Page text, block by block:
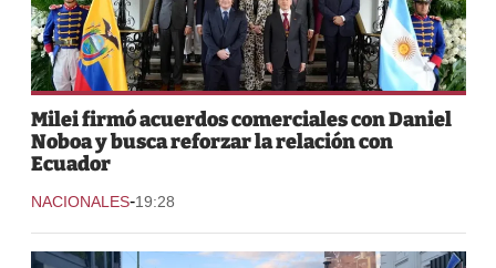
Milei firmó acuerdos comerciales con Daniel
Noboa y busca reforzar la relación con
Ecuador
NACIONALES-19:28